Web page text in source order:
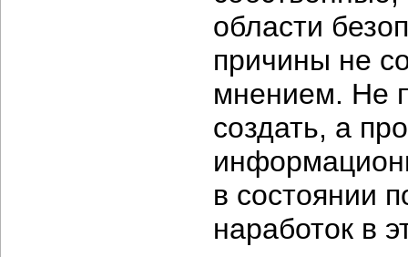
области
причины не
мнением. Не
создать, а
в состоянии
наработок в